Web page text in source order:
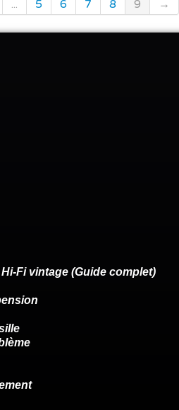
... 5 6 7 8 9 →
Fi vintage (Guide complet)